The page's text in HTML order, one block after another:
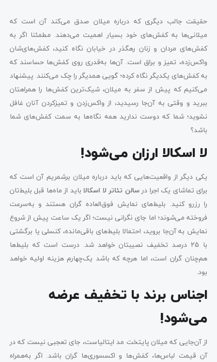
حقیقت جالب دیگری که درباره میلان صدق می‌کند آن است که
میلانی‌ها به کفش‌های خود بسیار اهمیت می‌دهند. مطمئنا اگر به
کفش‌های مردان و زنان رهگذر در خیابان نگاه کنید، کفش‌های‌شان
واکس‌زده، تمیز و براق است. آن‌ها به‌قدری روی کفش‌ها حساسند که
به کفش‌های یکدیگر نگاه کرده؛ گویی همدیگر را چک می‌کنند. پیشنهاد
می‌کنیم که پیش از سفر به میلان، شیک‌ترین کفش‌ها را همراهتان
ببرید و وقتی به آن‌جا رسیدید، از واکس‌زدن و تمیزکردن آنان غافل
نشوید؛ شما که دوست ندارید همه نگاه‌ها به سمت کفش‌های شما
باشد؟
لا اسکالا ارزان می‌شود!
یکی دیگر از واقعیت‌هایی که باید درباره میلان برشمریم آن است که
برای تماشای یک اجرا درسالن تئاتر لا اسکالا باید از ماه‌ها قبل بلیط‌تان
را رزرو کنید. بلیط‌های نمایش فوق‌العاده گران هستند و به‌سرعت
فروخته می‌شوند؛ اما جای نگرانی نیست؛ اگر یک ساعت پیش از شروع
نمایش به آن‌جا بروید، احتمالا بلیط‌های باقی‌مانده، کنسلی یا برگشتی
با 25 درصد تخفیف نصیبتان خواهد شد. درست است که بلیط‌ها
هم‌چنان گران است، اما هرچه که باشد یک‌چهارم هزینه اولیه خواهد
بود.
اجناس برند با تخفیف عرضه
می‌شود!
از آن‌جایی که میلان پایتخت مد ایتالیاست، جای تعجبی نیست که در
آن قیمت لباس‌ها، کفش‌ها و اکسسوری‌ها گران باشد. اگر به‌همراه